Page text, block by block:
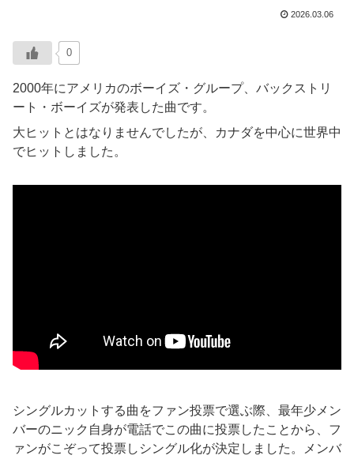
2026.03.06
0
2000年にアメリカのボーイズ・グループ、バックストリ
ート・ボーイズが発表した曲です。
大ヒットとはなりませんでしたが、カナダを中心に世界中
でヒットしました。
シングルカットする曲をファン投票で選ぶ際、最年少メン
バーのニック自身が電話でこの曲に投票したことから、フ
ァンがこぞって投票しシングル化が決定しました。メンバ